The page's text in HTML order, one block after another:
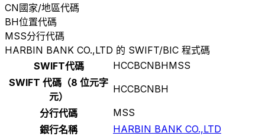
CN國家/地區代碼
BH位置代碼
MSS分行代碼
HARBIN BANK CO.,LTD 的 SWIFT/BIC 程式碼
SWIFT代碼
HCCBCNBHMSS
SWIFT 代碼（8 位元字
元）
HCCBCNBH
分行代碼
MSS
銀行名稱
HARBIN BANK CO.,LTD